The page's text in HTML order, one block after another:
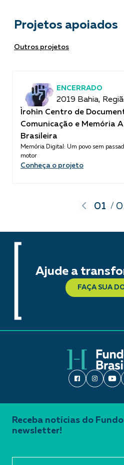
Projetos apoiados
Outros projetos
ENCERRADO
2019 Bahia,
Ìrohìn Centro de
Comunicação e Memória
Brasileira
Memória Digital: Um povo sem
motor
Conheça o projeto
01 /
Ajude a
FAÇA SUA
Receba notícias do
newsletter!